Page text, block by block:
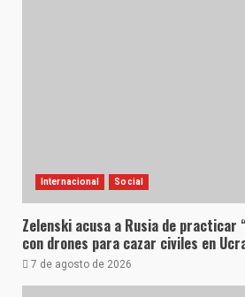
Internacional Social
Zelenski acusa a Rusia de practicar
con drones para cazar civiles en
7 de agosto de 2026